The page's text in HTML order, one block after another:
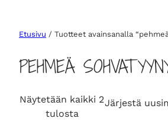
Etusivu / Tuotteet avainsanalla
PEHMEÄ
Näytetään kaikki 2
tulostaS